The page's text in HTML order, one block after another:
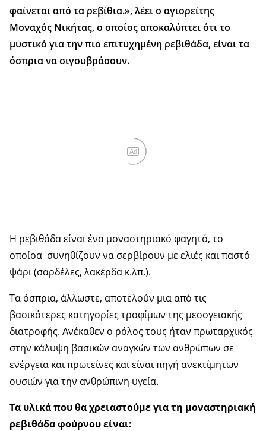
φαίνεται από τα ρεβίθια.», λέει ο αγιορείτης
Μοναχός Νικήτας, ο οποίος αποκαλύπτει ότι το
μυστικό για την πιο επιτυχημένη ρεβιθάδα, είναι τα
όσπρια να σιγουβράσουν.
Ad
Η ρεβιθάδα είναι ένα μοναστηριακό φαγητό, το
οποίοα συνηθίζουν να σερβίρουν με ελιές και παστό
ψάρι (σαρδέλες, λακέρδα κ.λπ.).
Τα όσπρια, άλλωστε, αποτελούν μια από τις
βασικότερες κατηγορίες τροφίμων της μεσογειακής
διατροφής. Ανέκαθεν ο ρόλος τους ήταν πρωταρχικός
στην κάλυψη βασικών αναγκών των ανθρώπων σε
ενέργεια και πρωτεΐνες και είναι πηγή ανεκτίμητων
ουσιών για την ανθρώπινη υγεία.
Τα υλικά που θα χρειαστούμε για τη μοναστηριακή
ρεβιθάδα φούρνου είναι: